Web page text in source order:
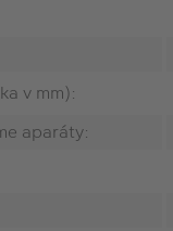
v mm):
aparáty: